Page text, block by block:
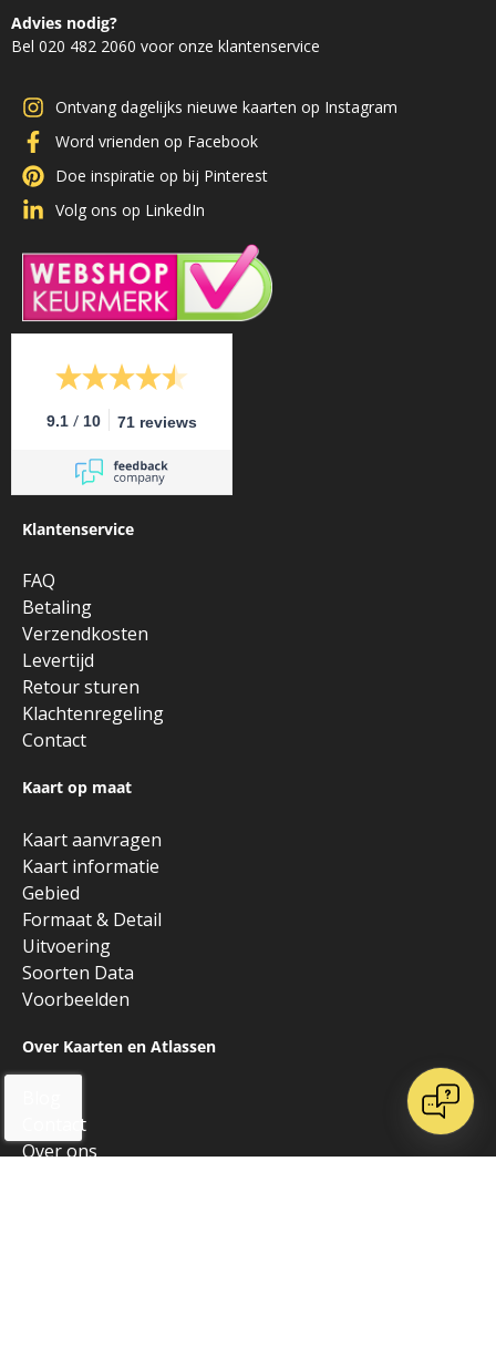
Advies nodig?
Bel 020 482 2060 voor onze klantenservice
Ontvang dagelijks nieuwe kaarten op Instagram
Word vrienden op Facebook
Doe inspiratie op bij Pinterest
Volg ons op LinkedIn
9.1 / 10 71 reviews
Klantenservice
FAQ
Betaling
Verzendkosten
Levertijd
Retour sturen
Klachtenregeling
Contact
Kaart op maat
Kaart aanvragen
Kaart informatie
Gebied
Formaat & Detail
Uitvoering
Soorten Data
Voorbeelden
Over Kaarten en Atlassen
Contact
Over ons